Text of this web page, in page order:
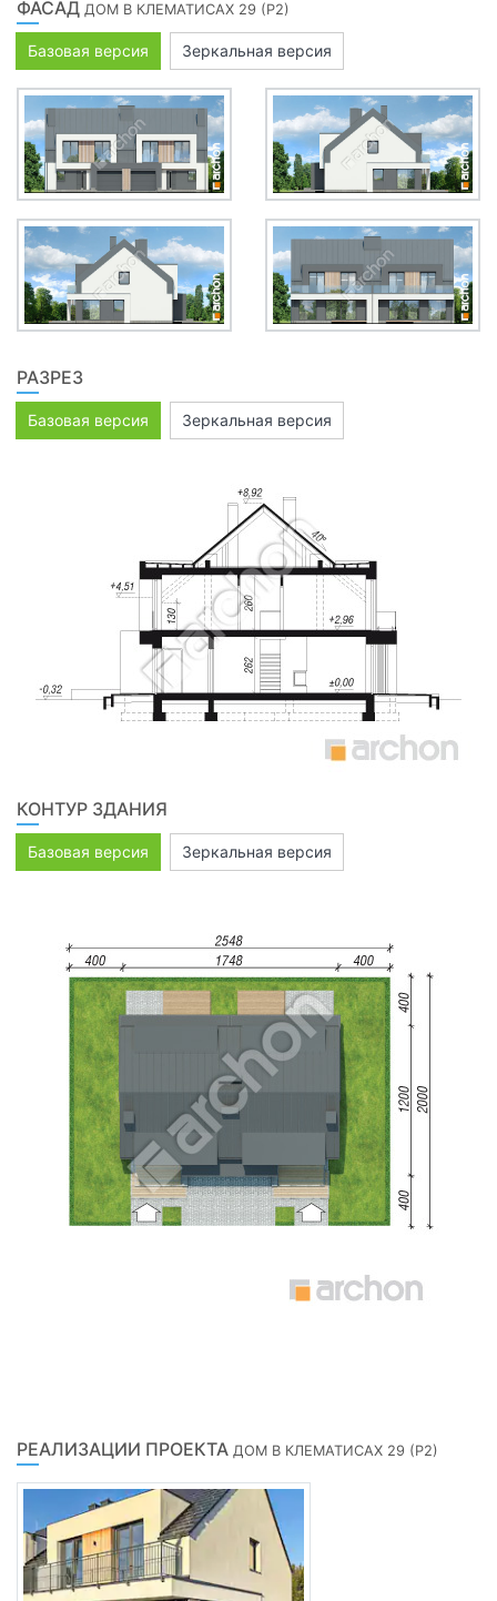
ФАСАД ДОМ В КЛЕМАТИСАХ 29 (Р2)
Базовая версия Зеркальная версия
РАЗРЕЗ
Базовая версия Зеркальная версия
КОНТУР ЗДАНИЯ
Базовая версия Зеркальная версия
РЕАЛИЗАЦИИ ПРОЕКТА ДОМ В КЛЕМАТИСАХ 29 (Р2)